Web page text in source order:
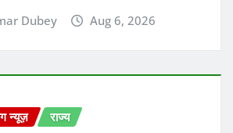
Dubey Aug 6, 2026
न्यूज़ राज्य